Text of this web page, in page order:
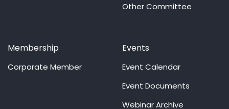
Other Committee
Membership
Corporate Member
Events
Event Calendar
Event Documents
Webinar Archive